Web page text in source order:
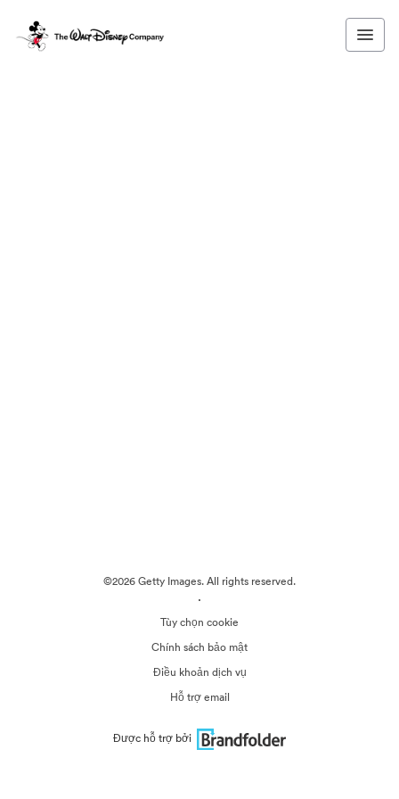
©2026 Getty Images. All rights reserved.
·
Tùy chọn cookie
Chính sách bảo mật
Điều khoản dịch vụ
Hỗ trợ email
Được hỗ trợ bởi